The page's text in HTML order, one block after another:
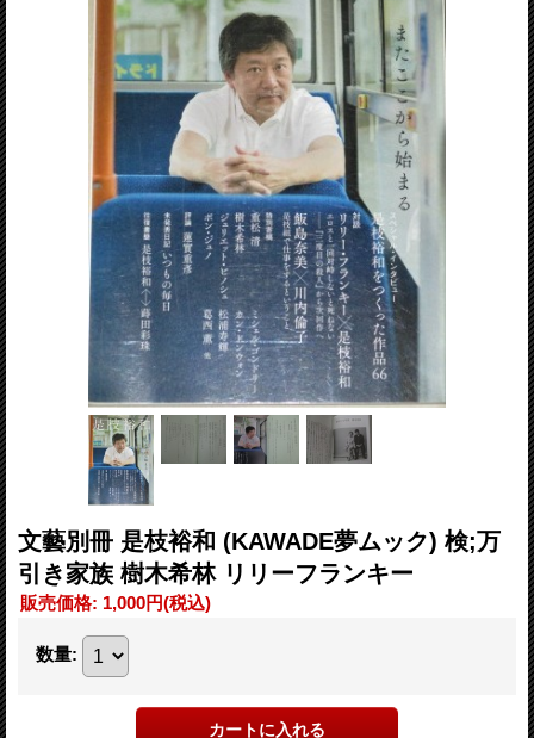
文藝別冊 是枝裕和 (KAWADE夢ムック) 検;万
引き家族 樹木希林 リリーフランキー
販売価格: 1,000円(税込)
数量: